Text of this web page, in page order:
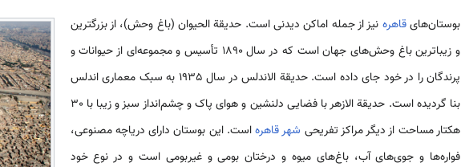
بوستان­‌هایقاهره نیز از جمله اماکن دیدنی است. حدیقة الحیوان (باغ وحش)، از بزرگترین
و زیباترین باغ وحش‌­های جهان است که در سال 1890 تأسیس و مجموعه­‌ای از حیوانات و
پرندگان را در خود جای داده است. حدیقة الاندلس در سال 1935 به سبک معماری اندلس
بنا گردیده است. حدیقة الازهر با فضایی دلنشین و هوای پاک و چشم­‌انداز سبز و زیبا با 30
هکتار مساحت از دیگر مراکز تفریحی شهر قاهرهاست. این بوستان دارای دریاچه مصنوعی،
فواره‌­ها و جوی‌­های آب، باغ‌­های میوه و درختان بومی و غیربومی است و در نوع خود